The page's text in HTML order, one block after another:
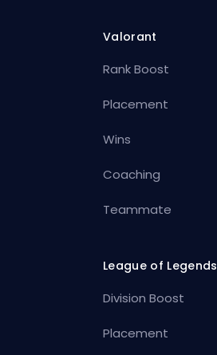
Valorant
Rank Boost
Placement
Wins
Coaching
Teammate
League of Legends
Division Boost
Placement